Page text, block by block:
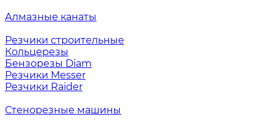
Алмазные канаты
Резчики строительные
Кольцерезы
Бензорезы Diam
Резчики Messer
Резчики Raider
Стенорезные машины